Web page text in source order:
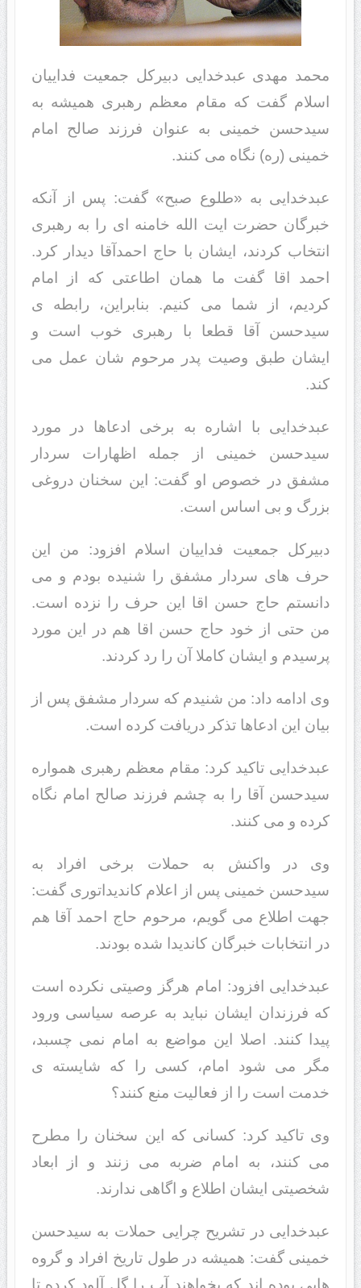
محمد مهدی عبدخدایی دبیرکل جمعیت فداییان
اسلام گفت که مقام معظم رهبری همیشه به
سیدحسن خمینی به عنوان فرزند صالح امام
خمینی (ره) نگاه می کنند.
عبدخدایی به «طلوع صبح» گفت: پس از آنکه
خبرگان حضرت ایت الله خامنه ای را به رهبری
انتخاب کردند، ایشان با حاج احمدآقا دیدار کرد.
احمد اقا گفت ما همان اطاعتی که از امام
کردیم، از شما می کنیم. بنابراین، رابطه ی
سیدحسن آقا قطعا با رهبری خوب است و
ایشان طبق وصیت پدر مرحوم شان عمل می
کند.
عبدخدایی با اشاره به برخی ادعاها در مورد
سیدحسن خمینی از جمله اظهارات سردار
مشفق در خصوص او گفت: این سخنان دروغی
بزرگ و بی اساس است.
دبیرکل جمعیت فداییان اسلام افزود: من این
حرف های سردار مشفق را شنیده بودم و می
دانستم حاج حسن اقا این حرف را نزده است.
من حتی از خود حاج حسن اقا هم در این مورد
پرسیدم و ایشان کاملا آن را رد کردند.
وی ادامه داد: من شنیدم که سردار مشفق پس از
بیان این ادعاها تذکر دریافت کرده است.
عبدخدایی تاکید کرد: مقام معظم رهبری همواره
سیدحسن آقا را به چشم فرزند صالح امام نگاه
کرده و می کنند.
وی در واکنش به حملات برخی افراد به
سیدحسن خمینی پس از اعلام کاندیداتوری گفت:
جهت اطلاع می گویم، مرحوم حاج احمد آقا هم
در انتخابات خبرگان کاندیدا شده بودند.
عبدخدایی افزود: امام هرگز وصیتی نکرده است
که فرزندان ایشان نباید به عرصه سیاسی ورود
پیدا کنند. اصلا این مواضع به امام نمی چسبد،
مگر می شود امام، کسی را که شایسته ی
خدمت است را از فعالیت منع کنند؟
وی تاکید کرد: کسانی که این سخنان را مطرح
می کنند، به امام ضربه می زنند و از ابعاد
شخصیتی ایشان اطلاع و اگاهی ندارند.
عبدخدایی در تشریح چرایی حملات به سیدحسن
خمینی گفت: همیشه در طول تاریخ افراد و گروه
هایی بوده اند که بخواهند آب را گل آلود کرده تا